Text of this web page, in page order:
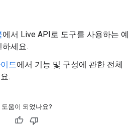
에서 Live API로 도구를 사용하는 예
세요.
드에서 기능 및 구성에 관한 전체
.
도움이 되었나요?